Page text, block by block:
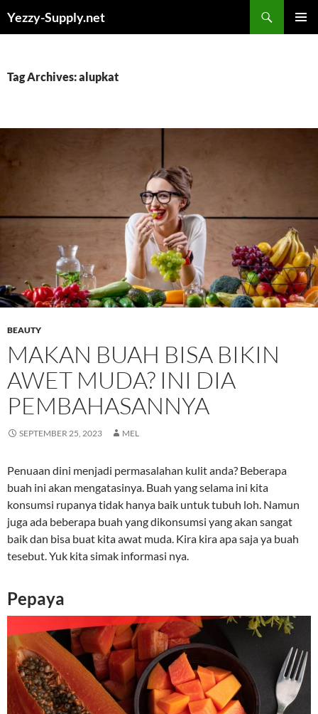
Yezzy-Supply.net
Tag Archives: alupkat
BEAUTY
MAKAN BUAH BISA BIKIN
AWET MUDA? INI DIA
PEMBAHASANNYA
SEPTEMBER 25, 2023 MEL
Penuaan dini menjadi permasalahan kulit anda? Beberapa
buah ini akan mengatasinya. Buah yang selama ini kita
konsumsi rupanya tidak hanya baik untuk tubuh loh. Namun
juga ada beberapa buah yang dikonsumsi yang akan sangat
baik dan bisa buat kita awat muda. Kira kira apa saja ya buah
tesebut. Yuk kita simak informasi nya.
Pepaya